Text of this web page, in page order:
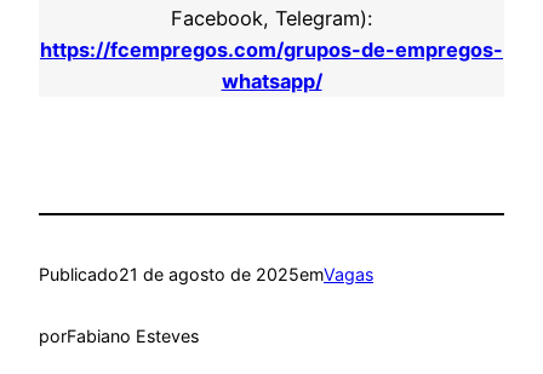
Facebook, Telegram):
https://fcempregos.com/grupos-de-empregos-
whatsapp/
Publicado21 de agosto de 2025emVagas
porFabiano Esteves